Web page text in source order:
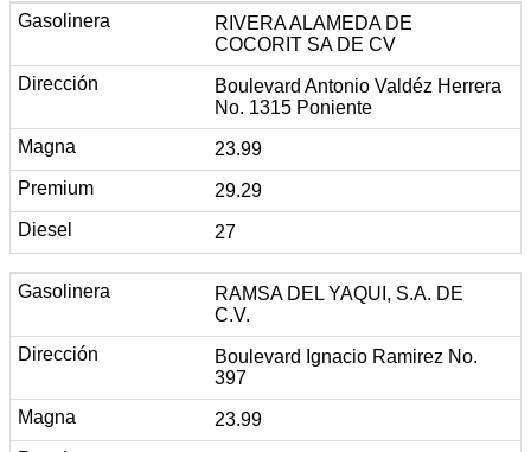
RIVERA ALAMEDA DE
COCORIT SA DE CV
Boulevard Antonio Valdéz Herrera
No. 1315 Poniente
23.99
29.29
27
RAMSA DEL YAQUI, S.A. DE
C.V.
Boulevard Ignacio Ramirez No.
397
23.99